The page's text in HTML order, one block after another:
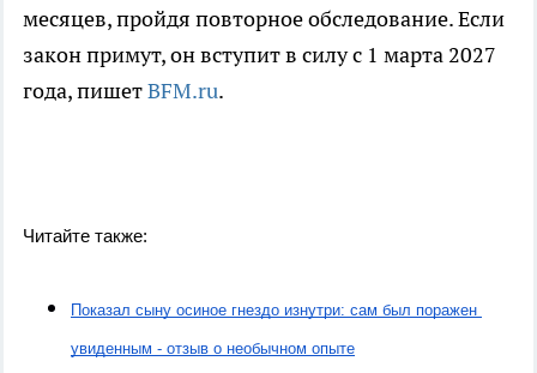
месяцев, пройдя повторное обследование. Если
закон примут, он вступит в силу с 1 марта 2027
года, пишетBFM.ru.
Читайте также:
Показал сыну осиное гнездо изнутри: сам был поражен
увиденным - отзыв о необычном опыте